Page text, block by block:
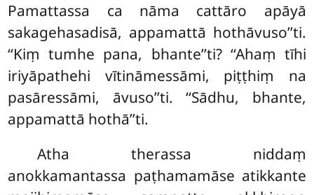
Pamattassa ca nāma cattāro apāyā
sakagehasadisā, appamattā hothāvuso’’ti.
‘‘Kiṃ tumhe pana, bhante’’ti? ‘‘Ahaṃ tīhi
iriyāpathehi vītināmessāmi, piṭṭhiṃ na
pasāressāmi, āvuso’’ti. ‘‘Sādhu, bhante,
appamattā hothā’’ti.
Atha therassa niddaṃ
anokkamantassa paṭhamamāse atikkante